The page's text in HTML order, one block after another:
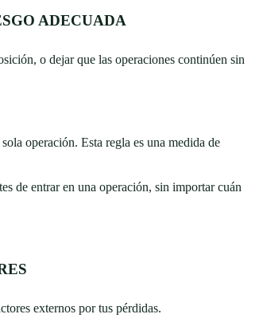
ADECUADA
o dejar que las operaciones continúen sin
operación. Esta regla es una medida de
de entrar en una operación, sin importar cuán
externos por tus pérdidas.